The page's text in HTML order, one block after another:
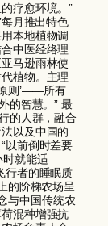
疗愈环境。”
月推出特色
本地植物调
中医经络理
马逊雨林使
植物。主理
则’——所有
的智慧。” 最
的人群，融合
以及中国的
以前倒时差要
时就能适
行者的睡眠质
的阶梯农场呈
与中国传统农
混种增强抗